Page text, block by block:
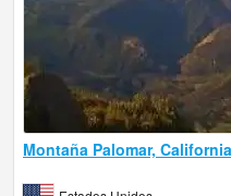
Montaña Palomar, California